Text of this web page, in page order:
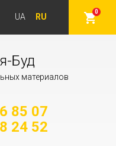
0
UA RU
Буд
материалов
85 07
24 52